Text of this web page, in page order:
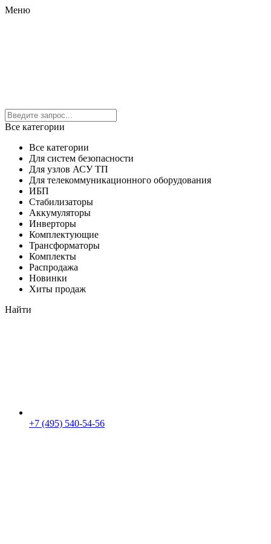
Меню
Все категории
Все категории
Для систем безопасности
Для узлов АСУ ТП
Для телекоммуникационного оборудования
ИБП
Стабилизаторы
Аккумуляторы
Инверторы
Комплектующие
Трансформаторы
Комплекты
Распродажа
Новинки
Хиты продаж
Найти
+7 (495) 540-54-56